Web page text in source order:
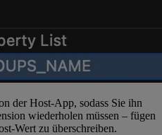
der Host-App, sodass Sie ihn
wiederholen müssen – fügen
Wert zu überschreiben.